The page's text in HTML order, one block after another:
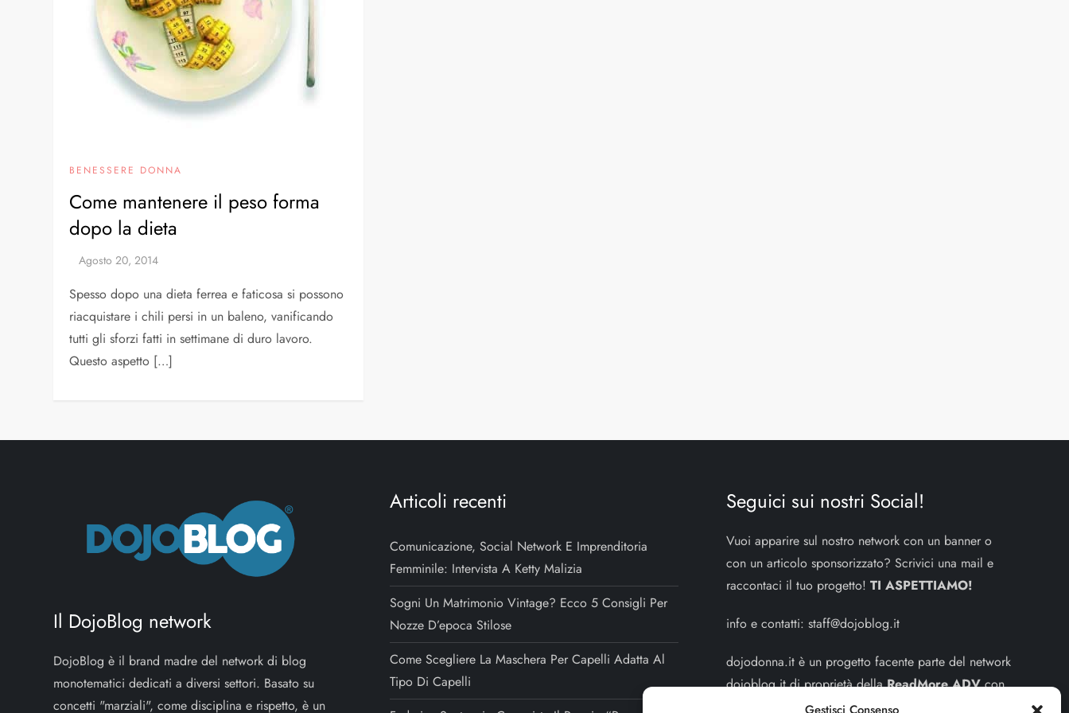
BENESSERE DONNA
Come mantenere il peso forma
dopo la dieta
Spesso dopo una dieta ferrea e faticosa si possono
riacquistare i chili persi in un baleno, vanificando
tutti gli sforzi fatti in settimane di duro lavoro.
Questo aspetto […]
Il DojoBlog network
DojoBlog è il brand madre del network di blog
monotematici dedicati a diversi settori. Basato su
concetti "marziali", come disciplina e rispetto, è un
Articoli recenti
Comunicazione, Social Network E Imprenditoria
Femminile: Intervista A Ketty Malizia
Sogni Un Matrimonio Vintage? Ecco 5 Consigli Per
Nozze D’epoca Stilose
Come Scegliere La Maschera Per Capelli Adatta Al
Tipo Di Capelli
Seguici sui nostri Social!
Vuoi apparire sul nostro network con un banner o
con un articolo sponsorizzato? Scrivici una mail e
raccontaci il tuo progetto!TI ASPETTIAMO!
info e contatti:staff@dojoblog.it
dojodonna.it è un progetto facente parte del network
dojoblog.it di proprietà dellaReadMore ADVcon
sede legale in Via delle Sirene 34 - Roma - P.iva: